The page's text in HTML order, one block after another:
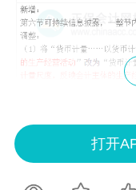
打开